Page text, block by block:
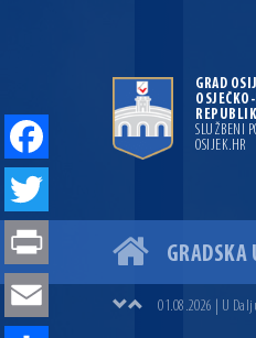
GRAD
SLUŽBENI
OSIJEK.HR
GRADSKA
04.07.2026 |
04.08.2026 | U
01.08.2026 | U
Facebook
Twitter
Print
Email